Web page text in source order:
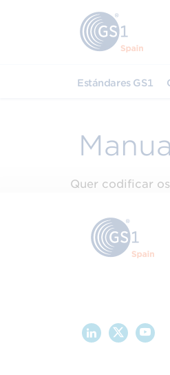
Estándares GS1
Quer codificar